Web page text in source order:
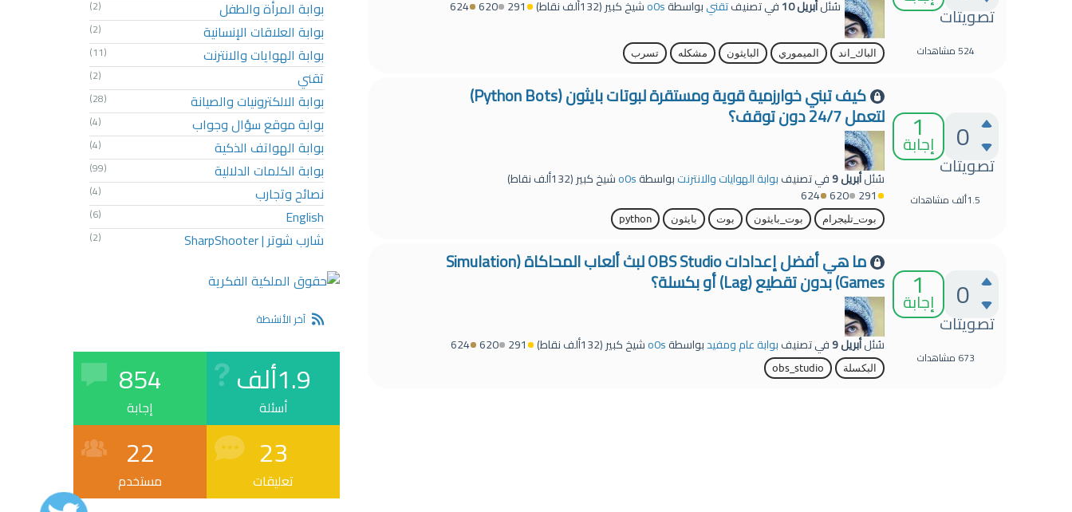
تصويتات
524مشاهدات
سُئلأبريل 10 في تصنيفتقنيبواسطةo0sشيخ كبير(132ألف نقاط) 291
620
624
الباك_اند الميموري البايثون مشكله تسرب
0
تصويتات
1
إجابة
1.5ألف مشاهدات
كيف تبني خوارزمية قوية ومستقرة لبوتات بايثون (Python Bots)
لتعمل 24/7 دون توقف؟
سُئلأبريل 9 في تصنيفبوابة الهوايات والانترنتبواسطةo0sشيخ كبير(132ألف
نقاط)
291
620
624
بوت_تليجرام بوت_بايثون بوت بايثون python
0
تصويتات
1
إجابة
673 مشاهدات
ما هي أفضل إعدادات OBS Studio لبث ألعاب المحاكاة (Simulation
Games) بدون تقطيع (Lag) أو بكسلة؟
سُئلأبريل 9 في تصنيفبوابة عام ومفيدبواسطةo0sشيخ كبير(132ألف نقاط) 291
620
624
البكسلة obs_studio
بوابة المرأة والطفل (2)
بوابة العلاقات الإنسانية (2)
بوابة الهوايات والانترنت (11)
تقني (2)
بوابة الالكترونيات والصيانة (28)
بوابة موقع سؤال وجواب (4)
بوابة الهواتف الذكية (4)
بوابة الكلمات الدلالية (99)
نصائح وتجارب (4)
English
(6)
شارب شوتر | SharpShooter (2)
آخر الأنشطة
1.9ألف
أسئلة
854
إجابة
23
تعليقات
22
مستخدم